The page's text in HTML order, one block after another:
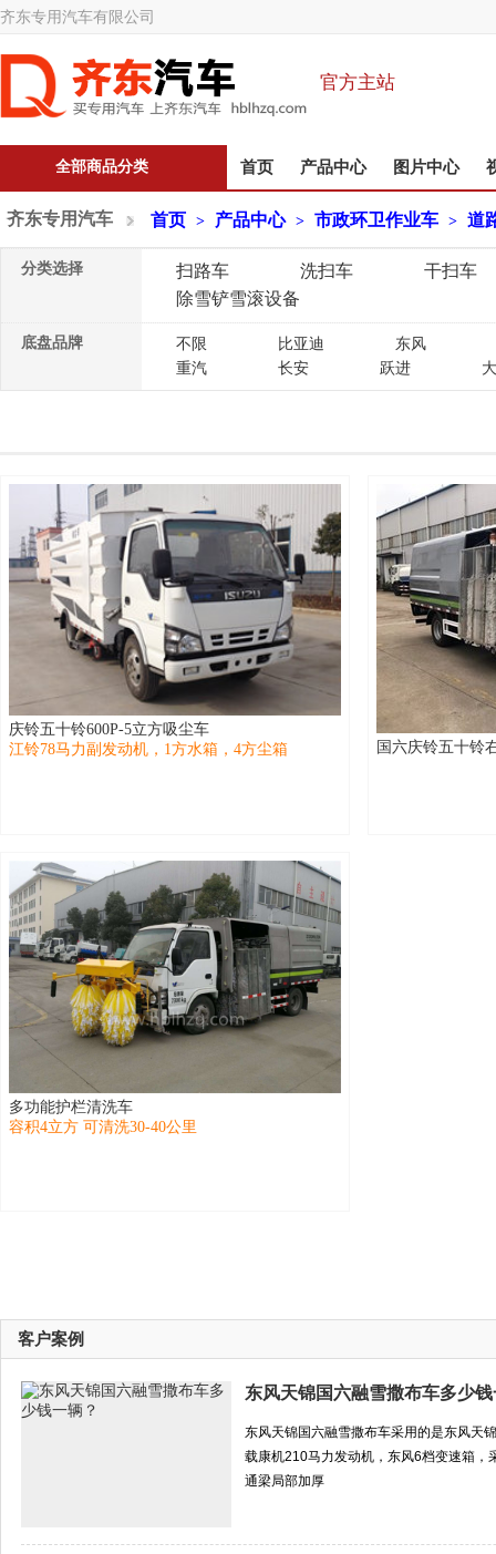
齐东专用汽车有限公司
官方主站
全部商品分类 首页 产品中心 图片中心
齐东专用汽车 首页 > 产品中心 > 市政环卫作业车 > 道
分类选择 扫路车 洗扫车
干扫车
除雪铲雪滚设备
底盘品牌 不限 比亚迪
东风
重汽
长安 跃进
庆铃五十铃600P-5立方吸尘车
江铃78马力副发动机，1方水箱，4方尘箱
国六庆铃五十铃
多功能护栏清洗车
容积4立方 可清洗30-40公里
客户案例
东风天锦国六融雪撒布车多少
东风天锦国六融雪撒布车采用的是东风天
载康机210马力发动机，东风6档变速箱，
通梁局部加厚